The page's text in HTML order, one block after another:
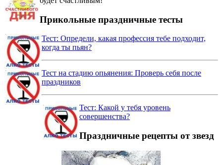
Прикольные праздничные тесты
Тест: Определи, какая профессия тебе подходит,
когда ты пьян?
Тест на стадию опьянения: Проверь себя после
праздников
Тест: Какой у тебя уровень
совершенства?
Праздничные рецепты от звезд